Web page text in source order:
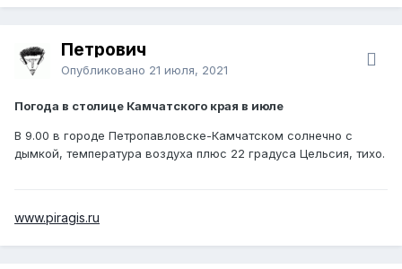
Петрович
Опубликовано 21 июля, 2021
Погода в столице Камчатского края в июле
В 9.00 в городе Петропавловске-Камчатском солнечно с
дымкой, температура воздуха плюс 22 градуса Цельсия, тихо.
www.piragis.ru